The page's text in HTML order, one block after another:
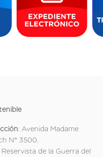
: Avenida Madame
N° 3500.
Reservista de la Guerra del